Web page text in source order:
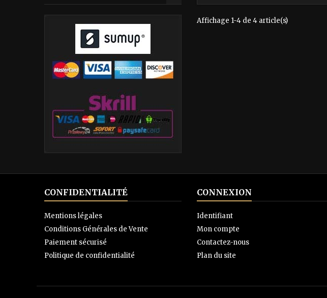
Affichage 1-4 de 4 article(s)
CONFIDENTIALITÉ
Mentions légales
Conditions Générales de Vente
Paiement sécurisé
Politique de confidentialité
CONNEXION
Identifiant
Mon compte
Contactez-nous
Plan du site